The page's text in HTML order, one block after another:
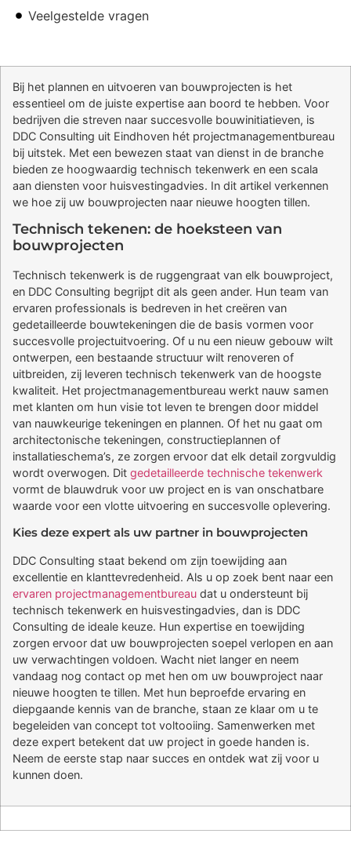
Veelgestelde vragen
Bij het plannen en uitvoeren van bouwprojecten is het
essentieel om de juiste expertise aan boord te hebben. Voor
bedrijven die streven naar succesvolle bouwinitiatieven, is
DDC Consulting uit Eindhoven hét projectmanagementbureau
bij uitstek. Met een bewezen staat van dienst in de branche
bieden ze hoogwaardig technisch tekenwerk en een scala
aan diensten voor huisvestingadvies. In dit artikel verkennen
we hoe zij uw bouwprojecten naar nieuwe hoogten tillen.
Technisch tekenen: de hoeksteen van
bouwprojecten
Technisch tekenwerk is de ruggengraat van elk bouwproject,
en DDC Consulting begrijpt dit als geen ander. Hun team van
ervaren professionals is bedreven in het creëren van
gedetailleerde bouwtekeningen die de basis vormen voor
succesvolle projectuitvoering. Of u nu een nieuw gebouw wilt
ontwerpen, een bestaande structuur wilt renoveren of
uitbreiden, zij leveren technisch tekenwerk van de hoogste
kwaliteit. Het projectmanagementbureau werkt nauw samen
met klanten om hun visie tot leven te brengen door middel
van nauwkeurige tekeningen en plannen. Of het nu gaat om
architectonische tekeningen, constructieplannen of
installatieschema’s, ze zorgen ervoor dat elk detail zorgvuldig
wordt overwogen. Dit gedetailleerde technische tekenwerk
vormt de blauwdruk voor uw project en is van onschatbare
waarde voor een vlotte uitvoering en succesvolle oplevering.
Kies deze expert als uw partner in bouwprojecten
DDC Consulting staat bekend om zijn toewijding aan
excellentie en klanttevredenheid. Als u op zoek bent naar een
ervaren projectmanagementbureau dat u ondersteunt bij
technisch tekenwerk en huisvestingadvies, dan is DDC
Consulting de ideale keuze. Hun expertise en toewijding
zorgen ervoor dat uw bouwprojecten soepel verlopen en aan
uw verwachtingen voldoen. Wacht niet langer en neem
vandaag nog contact op met hen om uw bouwproject naar
nieuwe hoogten te tillen. Met hun beproefde ervaring en
diepgaande kennis van de branche, staan ze klaar om u te
begeleiden van concept tot voltooiing. Samenwerken met
deze expert betekent dat uw project in goede handen is.
Neem de eerste stap naar succes en ontdek wat zij voor u
kunnen doen.